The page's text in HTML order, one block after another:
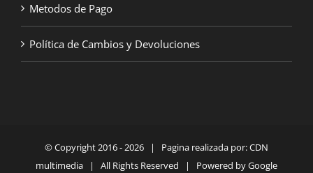
Metodos de Pago
Política de Cambios y Devoluciones
© Copyright 2016 -2026 | Pagina realizada por:CDN
multimedia | All Rights Reserved | Powered byGoogle